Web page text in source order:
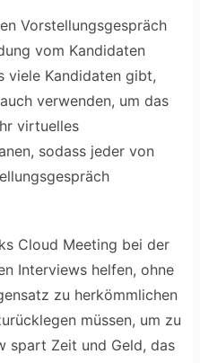
Vorstellungsgespräch
vom Kandidaten
viele Kandidaten gibt,
verwenden, um das
virtuelles
sodass jeder von
Cloud Meeting bei der
Interviews helfen, ohne
zu herkömmlichen
müssen, um zu
spart Zeit und Geld, das